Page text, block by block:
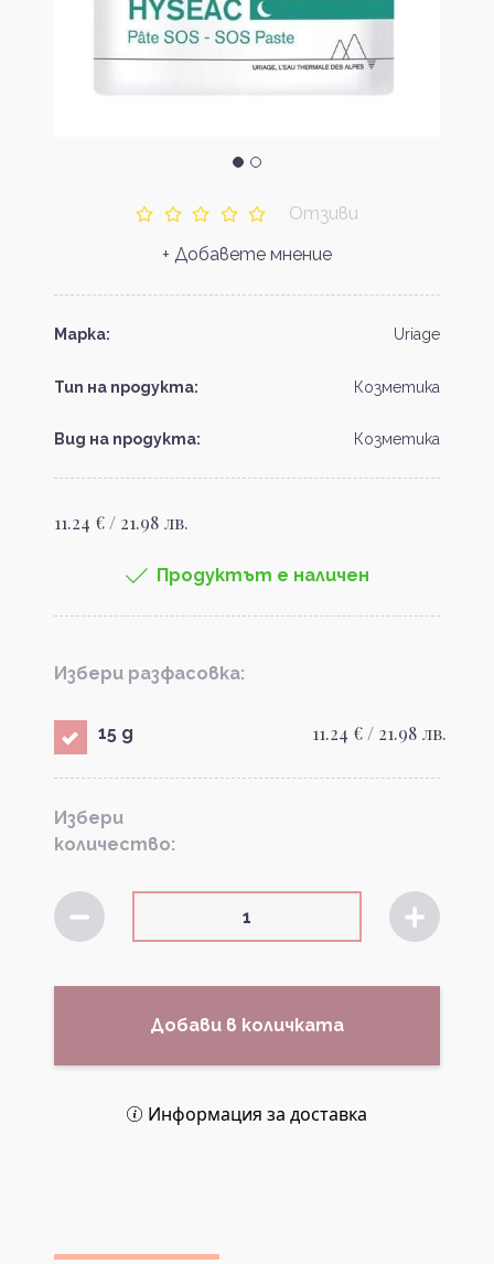
Отзиви
+ Добавете мнение
Марка: Uriage
Тип на продукта: Козметика
Вид на продукта: Козметика
11.24 € / 21.98 лв.
Продуктът е наличен
Избери разфасовка:
15 g 11.24 € / 21.98 лв.
Избери
количество:
Добави в количката
Информация за доставка